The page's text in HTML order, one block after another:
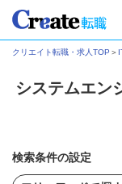
クリエイト転職・求人TOP ＞
システムエン
検索条件の設定